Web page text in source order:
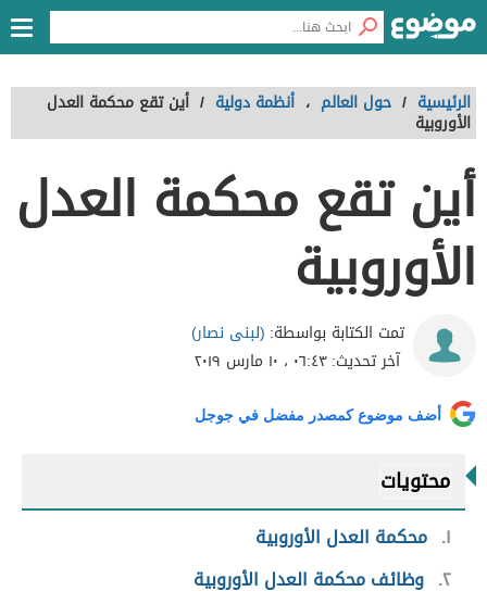
الرئيسية / حول العالم ، أنظمة دولية / أين تقع محكمة العدل
الأوروبية
أين تقع محكمة العدل
الأوروبية
تمت الكتابة بواسطة: (لبنى نصار)
آخر تحديث:٠٦:٤٣ ، ١٠ مارس ٢٠١٩
أضف موضوع كمصدر مفضل في جوجل
محتويات
١ محكمة العدل الأوروبية
٢ وظائف محكمة العدل الأوروبية